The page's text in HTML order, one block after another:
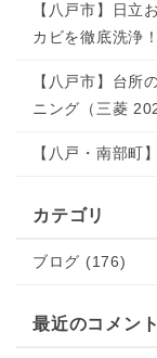
【八戸市】日立
カビを徹底洗浄！
【八戸市】台所
ニング（三菱
【八戸・南部町
カテゴリ
ブログ (176)
最近のコメント